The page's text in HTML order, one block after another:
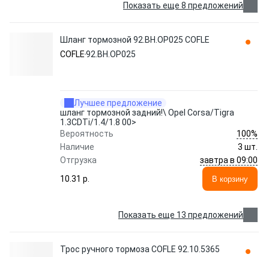
Показать еще 8 предложений
Шланг тормозной 92.BH.OP025 COFLE
COFLE92.BH.OP025
Лучшее предложение
шланг тормозной задний!\ Opel Corsa/Tigra
1.3CDTi/1.4/1.8 00>
Вероятность
100%
Наличие
3 шт.
Отгрузка
завтра в 09:00
10.31 p.
В корзину
Показать еще 13 предложений
Трос ручного тормоза COFLE 92.10.5365